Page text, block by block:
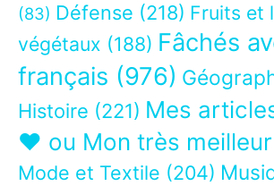
(83) Défense (218) Fruits et
végétaux (188) Fâchés
français (976)
Histoire (221) Mes
❤ ou Mon très meilleur
Mode et Textile (204)